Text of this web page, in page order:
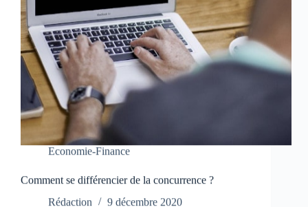
Economie-Finance
Comment se différencier de la concurrence ?
Rédaction
9 décembre 2020